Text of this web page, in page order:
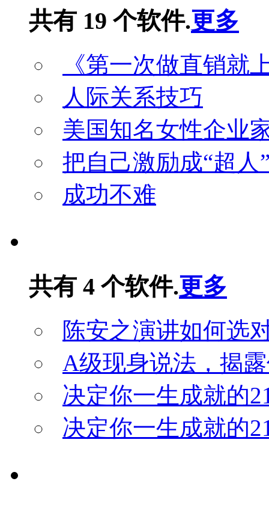
共有 19 个软件.更多
《第一次做直销就
人际关系技巧
美国知名女性企业
把自己激励成“超人
成功不难
共有 4 个软件.更多
陈安之演讲如何选
A级现身说法，揭
决定你一生成就的
决定你一生成就的